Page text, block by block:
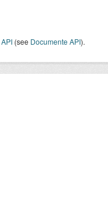
API (see Documente API).